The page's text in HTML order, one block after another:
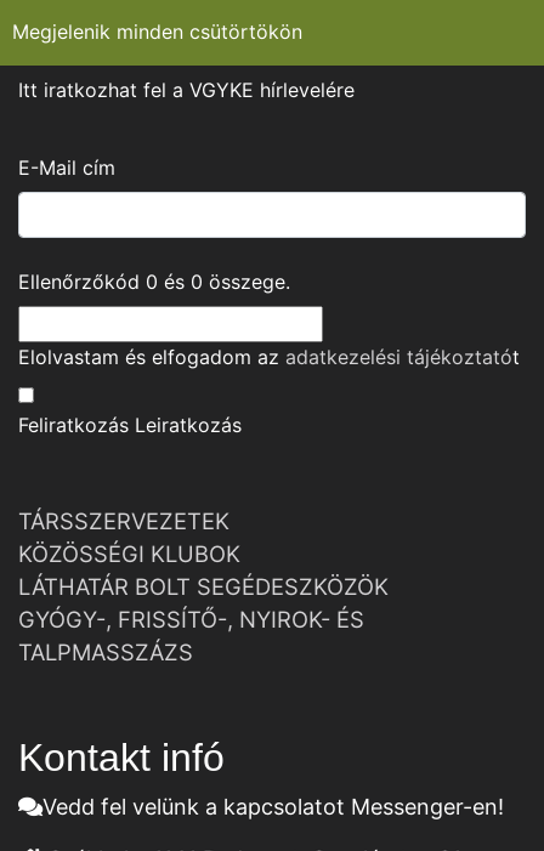
Megjelenik minden csütörtökön
Itt iratkozhat fel a VGYKE hírlevelére
E-Mail cím
Ellenőrzőkód 0 és 0 összege.
Elolvastam és elfogadom az adatkezelési tájékoztatót
Feliratkozás Leiratkozás
TÁRSSZERVEZETEK
KÖZÖSSÉGI KLUBOK
LÁTHATÁR BOLT SEGÉDESZKÖZÖK
GYÓGY-, FRISSÍTŐ-, NYIROK- ÉS
TALPMASSZÁZS
Kontakt infó
Vedd fel velünk a kapcsolatot Messenger-en!